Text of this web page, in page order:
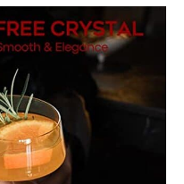
une véritable
définition de
l'expérience
cette personne
spéciale. ✔
Emballage cadeau
luxueux et
excellent choix de
cadeau – Notre